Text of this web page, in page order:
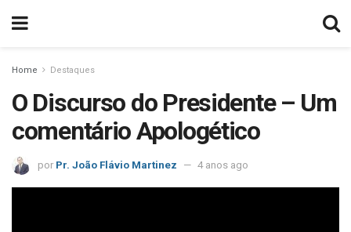
Home Destaques
O Discurso do Presidente – Um
comentário Apologético
por Pr. João Flávio Martinez 4 anos ago